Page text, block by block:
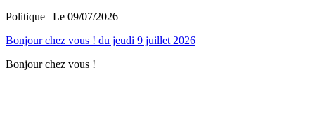
Politique | Le 09/07/2026
Bonjour chez vous ! du jeudi 9 juillet 2026
Bonjour chez vous !